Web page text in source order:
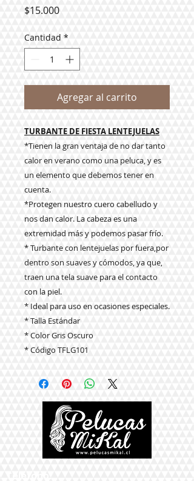
$15.000Precio
Cantidad *
Agregar al carrito
TURBANTE DE FIESTA LENTEJUELAS
*Tienen la gran ventaja de no dar tanto
calor en verano como una peluca, y es
un elemento que debemos tener en
cuenta.
*Protegen nuestro cuero cabelludo y
nos dan calor. La cabeza es una
extremidad más y podemos pasar frío.
* Turbante con lentejuelas por fuera,por
dentro son suaves y cómodos, ya que,
traen una tela suave para el contacto
con la piel.
* Ideal para uso en ocasiones especiales.
* Talla Estándar
* Color Gris Oscuro
* Código TFLG101